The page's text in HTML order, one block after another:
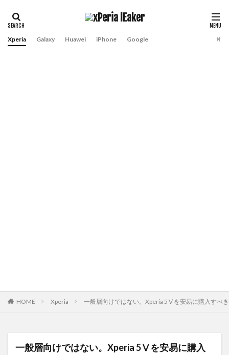
Xperia Galaxy Huawei iPhone Google
HOME Xperia 一般層向けではない。Xperia 5Ⅴを安易に購入すべ
一般層向けではない。Xperia 5Ⅴを安易に購入